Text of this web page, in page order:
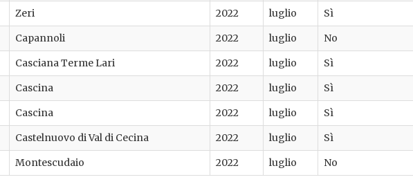
Zeri 2022 luglio
Sì
Capannoli 2022 luglio
No
Casciana Terme Lari 2022 luglio
Sì
Cascina 2022 luglio
Sì
Cascina 2022 luglio
Sì
Castelnuovo di Val di Cecina 2022 luglio
Sì
Montescudaio 2022 luglio No